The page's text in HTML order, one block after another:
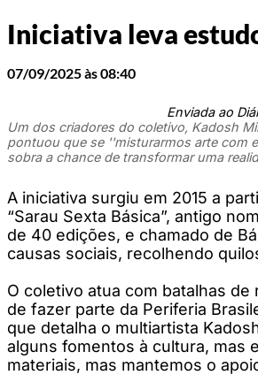
Iniciativa leva
07/09/2025 às 08:40
Enviada ao
Um dos criadores do coletivo, Kadosh
pontuou que se ''misturarmos arte com
sobra a chance de transformar uma
A iniciativa surgiu em 2015 a
“Sarau Sexta Básica”, antigo
de 40 edições, e chamado de
causas sociais, recolhendo
O coletivo atua com batalhas
de fazer parte da Periferia
que detalha o multiartista
alguns fomentos à cultura, mas
materiais, mas mantemos o